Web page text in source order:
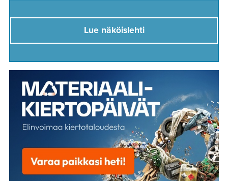
Lue näköislehti